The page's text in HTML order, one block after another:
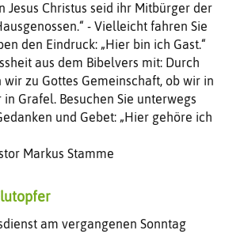
Jesus Christus seid ihr Mitbürger der
- Vielleicht fahren Sie
den Eindruck: „Hier bin ich Gast.“
aus dem Bibelvers mit: Durch
zu Gottes Gemeinschaft, ob wir in
Grafel. Besuchen Sie unterwegs
und Gebet: „Hier gehöre ich
Markus Stamme
am vergangenen Sonntag